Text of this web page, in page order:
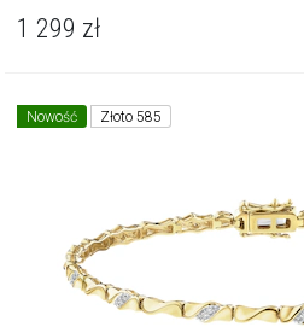
1 299 zł
Nowość Złoto 585